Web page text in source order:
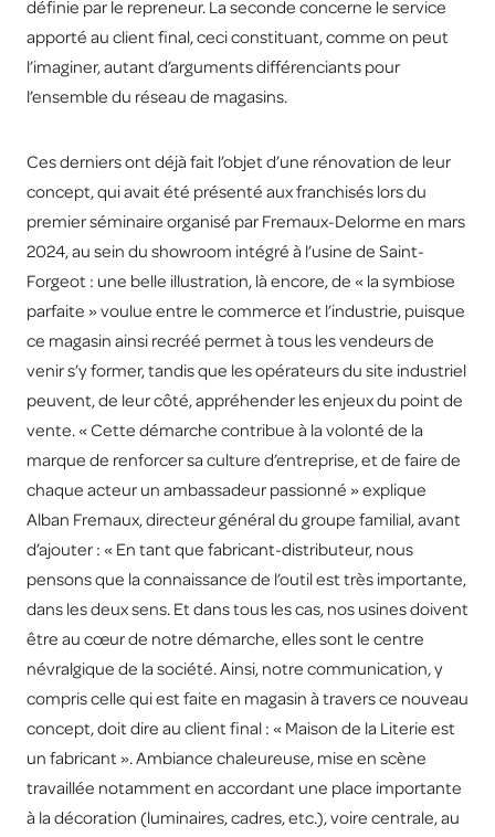
définie par le repreneur. La seconde concerne le service
apporté au client final, ceci constituant, comme on peut
l’imaginer, autant d’arguments différenciants pour
l’ensemble du réseau de magasins.
Ces derniers ont déjà fait l’objet d’une rénovation de leur
concept, qui avait été présenté aux franchisés lors du
premier séminaire organisé par Fremaux-Delorme en mars
2024, au sein du showroom intégré à l’usine de Saint-
Forgeot : une belle illustration, là encore, de « la symbiose
parfaite » voulue entre le commerce et l’industrie, puisque
ce magasin ainsi recréé permet à tous les vendeurs de
venir s’y former, tandis que les opérateurs du site industriel
peuvent, de leur côté, appréhender les enjeux du point de
vente. « Cette démarche contribue à la volonté de la
marque de renforcer sa culture d’entreprise, et de faire de
chaque acteur un ambassadeur passionné » explique
Alban Fremaux, directeur général du groupe familial, avant
d’ajouter : « En tant que fabricant-distributeur, nous
pensons que la connaissance de l’outil est très importante,
dans les deux sens. Et dans tous les cas, nos usines doivent
être au cœur de notre démarche, elles sont le centre
névralgique de la société. Ainsi, notre communication, y
compris celle qui est faite en magasin à travers ce nouveau
concept, doit dire au client final : « Maison de la Literie est
un fabricant ». Ambiance chaleureuse, mise en scène
travaillée notamment en accordant une place importante
à la décoration (luminaires, cadres, etc.), voire centrale, au